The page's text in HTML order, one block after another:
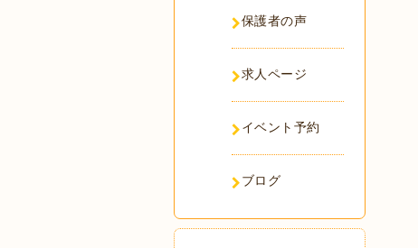
保護者の声
求人ページ
イベント予約
ブログ